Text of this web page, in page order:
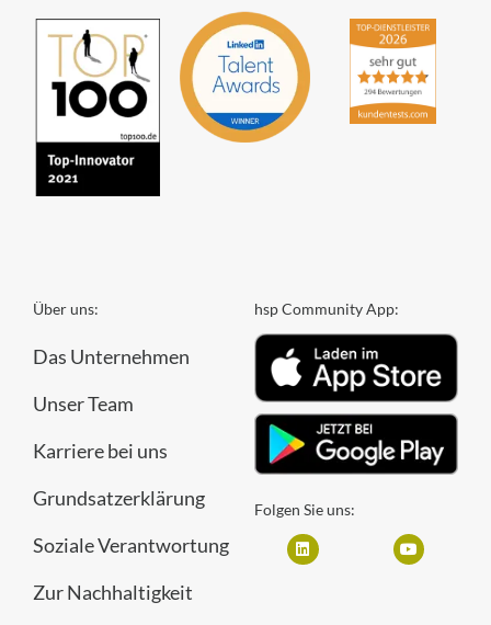
Über uns:
Das Unternehmen
Unser Team
Karriere bei uns
Grundsatzerklärung
Soziale Verantwortung
Zur Nachhaltigkeit
hsp Community App:
Folgen Sie uns: